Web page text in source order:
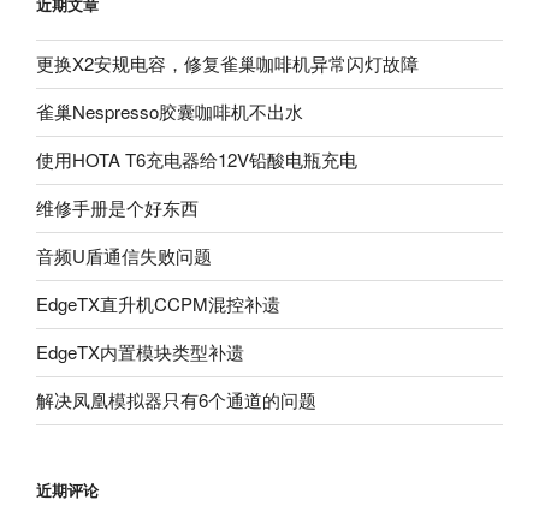
近期文章
更换X2安规电容，修复雀巢咖啡机异常闪灯故障
雀巢Nespresso胶囊咖啡机不出水
使用HOTA T6充电器给12V铅酸电瓶充电
维修手册是个好东西
音频U盾通信失败问题
EdgeTX直升机CCPM混控补遗
EdgeTX内置模块类型补遗
解决凤凰模拟器只有6个通道的问题
近期评论